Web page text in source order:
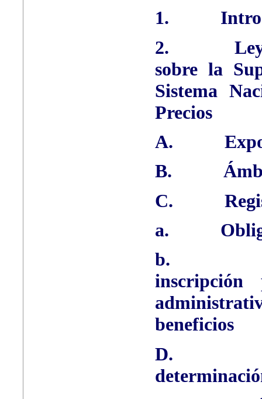
1.
2.
sobre la
Sistema
Precios
A.
B.
C.
a.
b.
inscripción
beneficios
D.